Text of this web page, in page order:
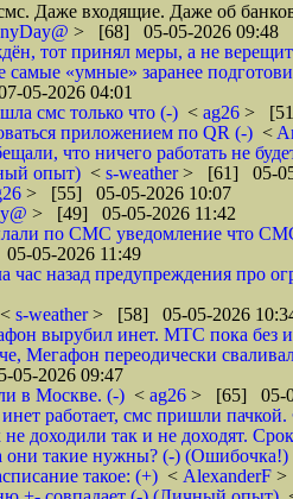
Даже входящие. Даже об
> [68] 05-05-2026 09:48
тот принял меры, а не
«умные» заранее
05-2026 04:01
смс только что (-) < ag26 >
приложением по QR (-) <
что ничего работать не
опыт) < s-weather> [61] 05-
> [55] 05-05-2026 10:07
> [49] 05-05-2026 11:42
по СМС уведомление что
05-2026 11:49
час назад предупреждения про
< s-weather> [58] 05-05-2026
вырубил инет. МТС пока без
Мегафон переодически
2026 09:47
в Москве. (-) < ag26 > [65] 05-
работает, смс пришли
доходили так и не доходят.
такие нужны? (-) (Ошибочка!)
такое: (+) < AlexanderF >